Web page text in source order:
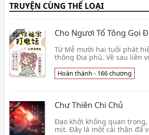
TRUYỆN CÙNG THỂ LOẠI
Cho Ngươi Tổ Tông Gọi
Từ Mễ mười hai tuổi phát
thông Địa phủ. Về sau liền
ng👦 Nam Đảo Anh Đào
Hoàn thành - 166 chương
Chư Thiên Chi Chủ
Đạo khởi không quan
mịt. Đây là một cái thần đã